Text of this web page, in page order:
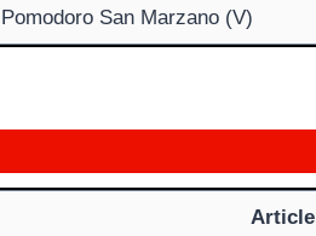
Pomodoro San Marzano (V)
Article